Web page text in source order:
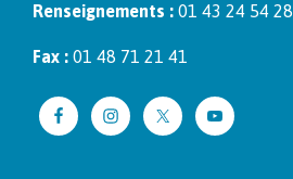
Ren­seigne­ments : 01 43 24 54 28
Fax : 01 48 71 21 41